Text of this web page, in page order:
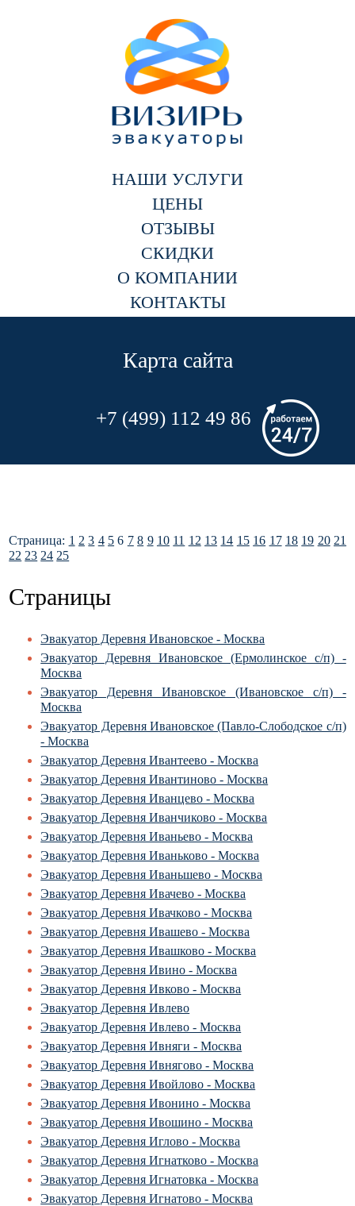
НАШИ УСЛУГИ
ЦЕНЫ
ОТЗЫВЫ
СКИДКИ
О КОМПАНИИ
КОНТАКТЫ
Карта сайта
+7 (499) 112 49 86
Страница: 1 2 3 4 5 6 7 8 9 10 11 12 13 14 15 16 17 18 19 20 21
22 23 24 25
Страницы
Эвакуатор Деревня Ивановское - Москва
Эвакуатор Деревня Ивановское (Ермолинское с/п) -
Москва
Эвакуатор Деревня Ивановское (Ивановское с/п) -
Москва
Эвакуатор Деревня Ивановское (Павло-Слободское с/п)
- Москва
Эвакуатор Деревня Ивантеево - Москва
Эвакуатор Деревня Ивантиново - Москва
Эвакуатор Деревня Иванцево - Москва
Эвакуатор Деревня Иванчиково - Москва
Эвакуатор Деревня Иваньево - Москва
Эвакуатор Деревня Иваньково - Москва
Эвакуатор Деревня Иваньшево - Москва
Эвакуатор Деревня Ивачево - Москва
Эвакуатор Деревня Ивачково - Москва
Эвакуатор Деревня Ивашево - Москва
Эвакуатор Деревня Ивашково - Москва
Эвакуатор Деревня Ивино - Москва
Эвакуатор Деревня Ивково - Москва
Эвакуатор Деревня Ивлево
Эвакуатор Деревня Ивлево - Москва
Эвакуатор Деревня Ивняги - Москва
Эвакуатор Деревня Ивнягово - Москва
Эвакуатор Деревня Ивойлово - Москва
Эвакуатор Деревня Ивонино - Москва
Эвакуатор Деревня Ивошино - Москва
Эвакуатор Деревня Иглово - Москва
Эвакуатор Деревня Игнатково - Москва
Эвакуатор Деревня Игнатовка - Москва
Эвакуатор Деревня Игнатово - Москва